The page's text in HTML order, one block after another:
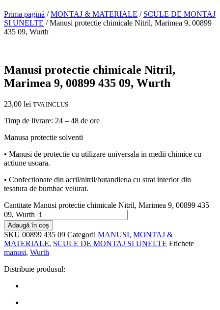
Prima pagină /MONTAJ & MATERIALE / SCULE DE MONTAJ
SI UNELTE / Manusi protectie chimicale Nitril, Marimea 9, 00899
435 09, Wurth
Manusi protectie chimicale Nitril,
Marimea 9, 00899 435 09, Wurth
23,00 lei TVA INCLUS
Timp de livrare: 24 – 48 de ore
Manusa protectie solventi
• Manusi de protectie cu utilizare universala in medii chimice cu
actiune usoara.
• Confectionate din acril/nitril/butandiena cu strat interior din
tesatura de bumbac velurat.
Cantitate Manusi protectie chimicale Nitril, Marimea 9, 00899 435
09, Wurth
Adaugă în coș
SKU 00899 435 09 Categorii MANUSI, MONTAJ &
MATERIALE, SCULE DE MONTAJ SI UNELTE Etichete
manusi, Wurth
Distribuie produsul: